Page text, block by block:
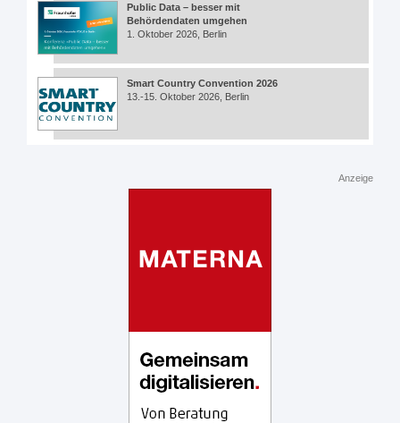
Public Data – besser mit
Behördendaten umgehen
1. Oktober 2026, Berlin
Smart Country Convention 2026
13.-15. Oktober 2026, Berlin
Anzeige